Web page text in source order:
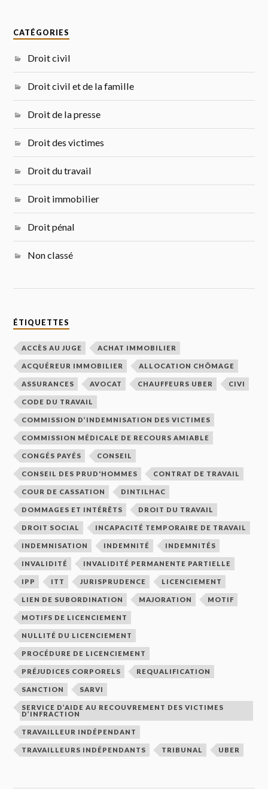
CATÉGORIES
Droit civil
Droit civil et de la famille
Droit de la presse
Droit des victimes
Droit du travail
Droit immobilier
Droit pénal
Non classé
ÉTIQUETTES
ACCÈS AU JUGE ACHAT IMMOBILIER
ACQUÉREUR IMMOBILIER ALLOCATION CHÔMAGE
ASSURANCES AVOCAT CHAUFFEURS UBER CIVI
CODE DU TRAVAIL
COMMISSION D’INDEMNISATION DES VICTIMES
COMMISSION MÉDICALE DE RECOURS AMIABLE
CONGÉS PAYÉS CONSEIL
CONSEIL DES PRUD'HOMMES CONTRAT DE TRAVAIL
COUR DE CASSATION DINTILHAC
DOMMAGES ET INTÉRÊTS DROIT DU TRAVAIL
DROIT SOCIAL INCAPACITÉ TEMPORAIRE DE TRAVAIL
INDEMNISATION INDEMNITÉ INDEMNITÉS
INVALIDITÉ INVALIDITÉ PERMANENTE PARTIELLE
IPP ITT JURISPRUDENCE LICENCIEMENT
LIEN DE SUBORDINATION MAJORATION MOTIF
MOTIFS DE LICENCIEMENT
NULLITÉ DU LICENCIEMENT
PROCÉDURE DE LICENCIEMENT
PRÉJUDICES CORPORELS REQUALIFICATION
SANCTION SARVI
SERVICE D’AIDE AU RECOUVREMENT DES VICTIMES
D’INFRACTION
TRAVAILLEUR INDÉPENDANT
TRAVAILLEURS INDÉPENDANTS TRIBUNAL UBER